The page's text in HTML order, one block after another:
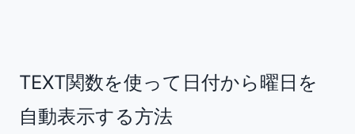
TEXT関数を使って日付から曜日を
自動表示する方法